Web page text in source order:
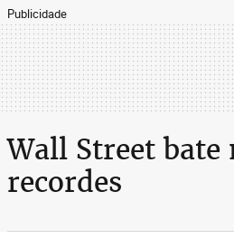
Publicidade
Wall Street bate
recordes